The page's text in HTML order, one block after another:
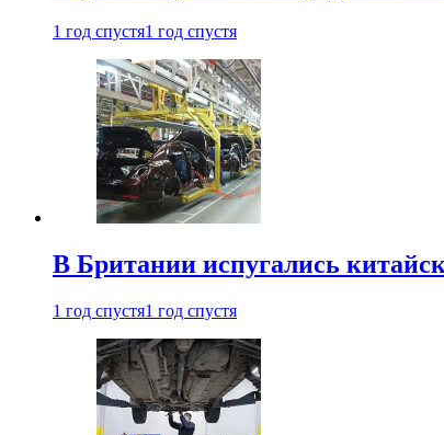
1 год спустя1 год спустя
В Британии испугались
1 год спустя1 год спустя